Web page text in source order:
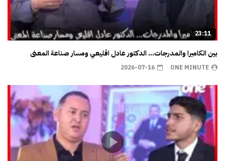
23:11
بين الكاميرا والمدرجات… الدكتور عادل اقليعي ومسار صناعة المعنى
ONE MINUTE
2026-07-16